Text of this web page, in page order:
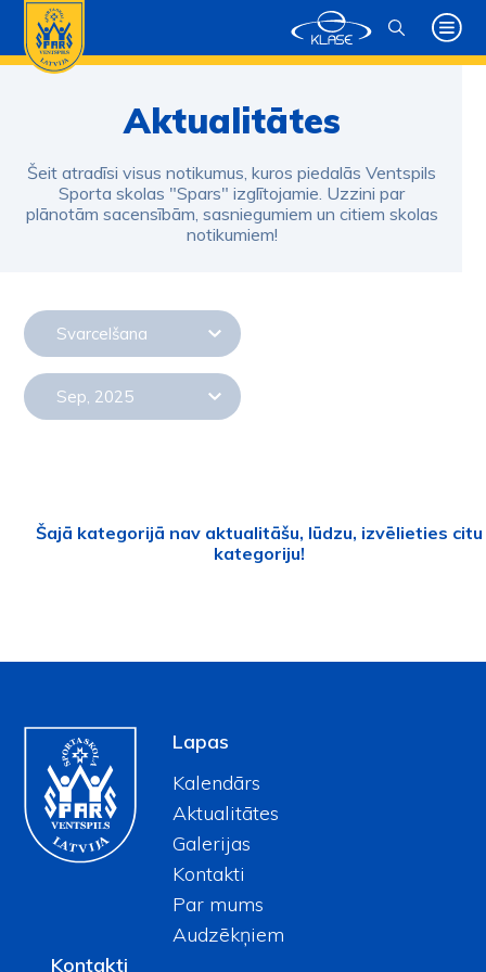
Aktualitātes
Šeit atradīsi visus notikumus, kuros piedalās Ventspils
Sporta skolas "Spars" izglītojamie. Uzzini par
plānotām sacensībām, sasniegumiem un citiem skolas
notikumiem!
Svarcelšana
Sep, 2025
Šajā kategorijā nav aktualitāšu, lūdzu, izvēlieties citu
kategoriju!
Lapas
Kalendārs
Aktualitātes
Galerijas
Kontakti
Par mums
Audzēkņiem
Kontakti